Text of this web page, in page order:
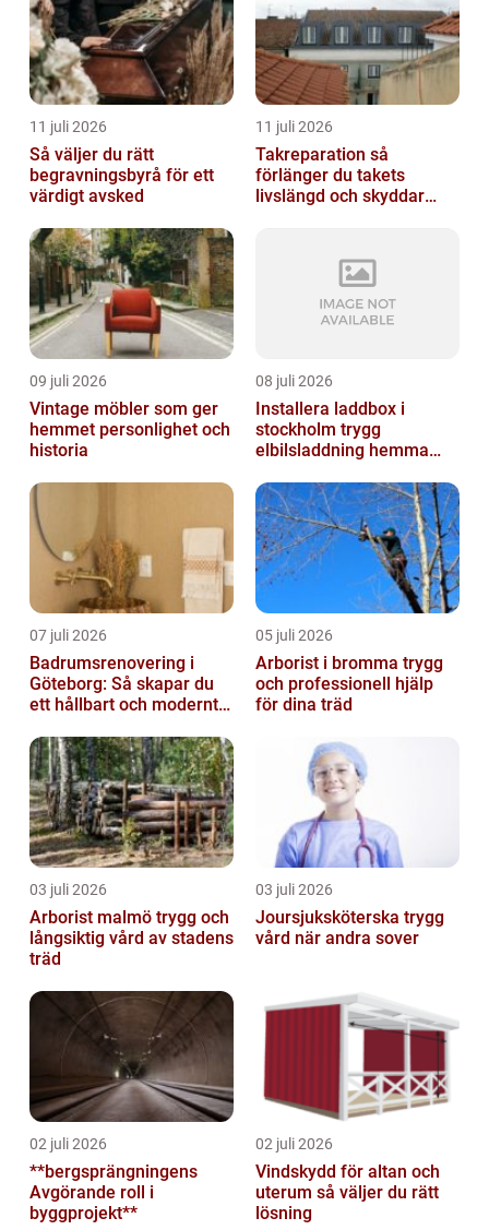
11 juli 2026
Så väljer du rätt
begravningsbyrå för ett
värdigt avsked
11 juli 2026
Takreparation så
förlänger du takets
livslängd och skyddar
09 juli 2026
Vintage möbler som ger
hemmet personlighet och
historia
08 juli 2026
Installera laddbox i
stockholm trygg
elbilsladdning hemma
07 juli 2026
Badrumsrenovering i
Göteborg: Så skapar du
ett hållbart och modernt
05 juli 2026
Arborist i bromma trygg
och professionell hjälp
för dina träd
03 juli 2026
Arborist malmö trygg och
långsiktig vård av stadens
träd
03 juli 2026
Joursjuksköterska trygg
vård när andra sover
02 juli 2026
**bergsprängningens
Avgörande roll i
byggprojekt**
02 juli 2026
Vindskydd för altan och
uterum så väljer du rätt
lösning